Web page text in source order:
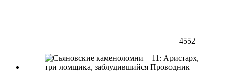
4552